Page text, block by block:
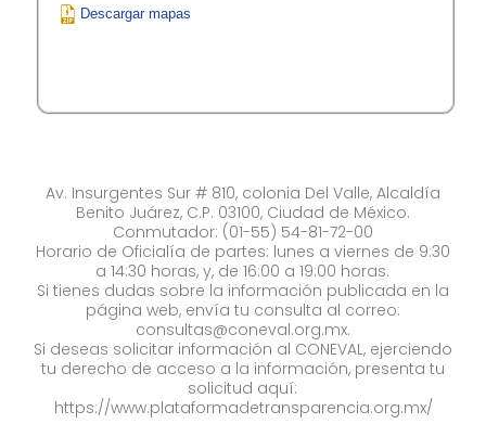
Descargar mapas
Av. Insurgentes Sur # 810, colonia Del Valle, Alcaldía
Benito Juárez, C.P. 03100, Ciudad de México.
Conmutador: (01-55) 54-81-72-00
Horario de Oficialía de partes: lunes a viernes de 9:30
a 14:30 horas, y, de 16:00 a 19:00 horas.
Si tienes dudas sobre la información publicada en la
página web, envía tu consulta al correo:
consultas@coneval.org.mx.
Si deseas solicitar información al CONEVAL, ejerciendo
tu derecho de acceso a la información, presenta tu
solicitud aquí:
https://www.plataformadetransparencia.org.mx/